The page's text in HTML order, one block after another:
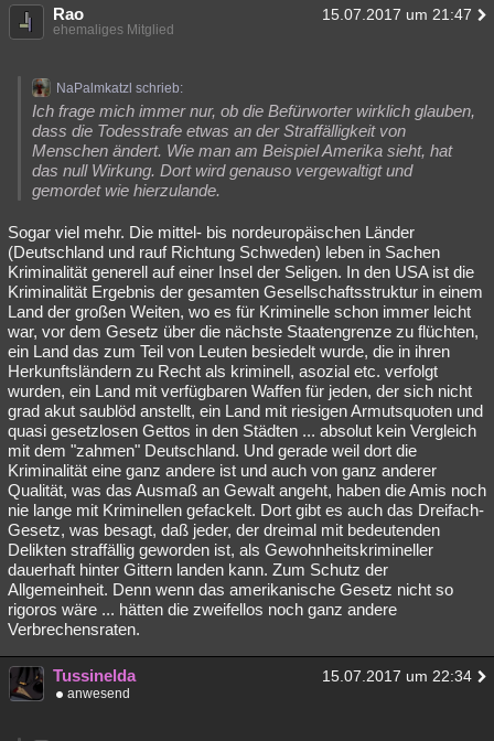
Lesenswert Schlüsselwörter
Rao 15.07.2017 um 21:47
ehemaliges Mitglied
NaPalmkatzl schrieb:
Ich frage mich immer nur, ob die Befürworter wirklich glauben,
dass die Todesstrafe etwas an der Straffälligkeit von
Menschen ändert. Wie man am Beispiel Amerika sieht, hat
das null Wirkung. Dort wird genauso vergewaltigt und
gemordet wie hierzulande.
Sogar viel mehr. Die mittel- bis nordeuropäischen Länder
(Deutschland und rauf Richtung Schweden) leben in Sachen
Kriminalität generell auf einer Insel der Seligen. In den USA ist die
Kriminalität Ergebnis der gesamten Gesellschaftsstruktur in einem
Land der großen Weiten, wo es für Kriminelle schon immer leicht
war, vor dem Gesetz über die nächste Staatengrenze zu flüchten,
ein Land das zum Teil von Leuten besiedelt wurde, die in ihren
Herkunftsländern zu Recht als kriminell, asozial etc. verfolgt
wurden, ein Land mit verfügbaren Waffen für jeden, der sich nicht
grad akut saublöd anstellt, ein Land mit riesigen Armutsquoten und
quasi gesetzlosen Gettos in den Städten ... absolut kein Vergleich
mit dem "zahmen" Deutschland. Und gerade weil dort die
Kriminalität eine ganz andere ist und auch von ganz anderer
Qualität, was das Ausmaß an Gewalt angeht, haben die Amis noch
nie lange mit Kriminellen gefackelt. Dort gibt es auch das Dreifach-
Gesetz, was besagt, daß jeder, der dreimal mit bedeutenden
Delikten straffällig geworden ist, als Gewohnheitskrimineller
dauerhaft hinter Gittern landen kann. Zum Schutz der
Allgemeinheit. Denn wenn das amerikanische Gesetz nicht so
rigoros wäre ... hätten die zweifellos noch ganz andere
Verbrechensraten.
Tussinelda 15.07.2017 um 22:34
anwesend